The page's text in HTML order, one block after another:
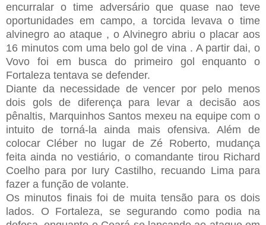
encurralar o time adversário que quase nao teve
oportunidades em campo, a torcida levava o time
alvinegro ao ataque , o Alvinegro abriu o placar aos
16 minutos com uma belo gol de vina . A partir dai, o
Vovo foi em busca do primeiro gol enquanto o
Fortaleza tentava se defender.
Diante da necessidade de vencer por pelo menos
dois gols de diferença para levar a decisão aos
pênaltis, Marquinhos Santos mexeu na equipe com o
intuito de torná-la ainda mais ofensiva. Além de
colocar Cléber no lugar de Zé Roberto, mudança
feita ainda no vestiário, o comandante tirou Richard
Coelho para por Iury Castilho, recuando Lima para
fazer a função de volante.
Os minutos finais foi de muita tensão para os dois
lados. O Fortaleza, se segurando como podia na